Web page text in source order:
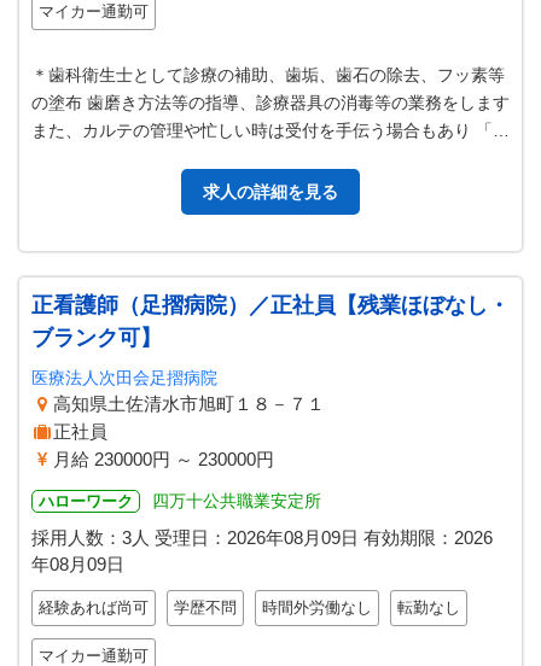
マイカー通勤可
＊歯科衛生士として診療の補助、歯垢、歯石の除去、フッ素等
の塗布 歯磨き方法等の指導、診療器具の消毒等の業務をします
また、カルテの管理や忙しい時は受付を手伝う場合もあり 「変
求人の詳細を見る
正看護師（足摺病院）／正社員【残業ほぼなし・
ブランク可】
医療法人次田会足摺病院
高知県土佐清水市旭町１８－７１
正社員
月給 230000円 ～ 230000円
ハローワーク 四万十公共職業安定所
採用人数：3人 受理日： 2026年08月09日 有効期限： 2026
年08月09日
経験あれば尚可 学歴不問 時間外労働なし 転勤なし
マイカー通勤可